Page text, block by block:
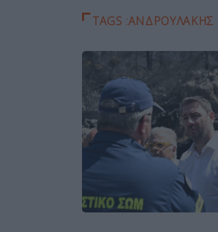
TAGS :ΑΝΔΡΟΥΛΑΚΗΣ